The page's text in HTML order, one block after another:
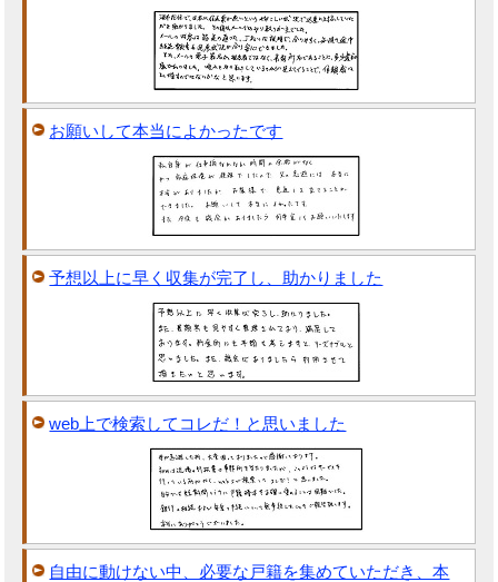
お願いして本当によかったです
予想以上に早く収集が完了し、助かりました
web上で検索してコレだ！と思いました
自由に動けない中、必要な戸籍を集めていただき、本